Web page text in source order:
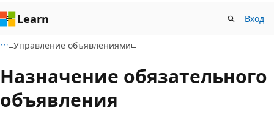
Learn Вход
Управление объявлениями
Назначение обязательного
объявления